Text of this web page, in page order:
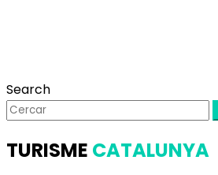
Search
TURISME CATALUNYA